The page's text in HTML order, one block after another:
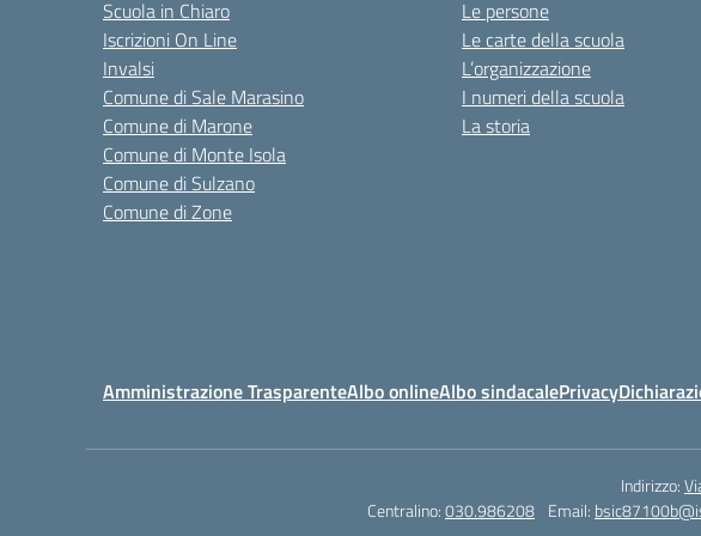
Scuola in Chiaro
Iscrizioni On Line
Invalsi
Comune di Sale Marasino
Comune di Marone
Comune di Monte Isola
Comune di Sulzano
Comune di Zone
Le persone
Le carte della scuola
L’organizzazione
I numeri della scuola
La storia
Amministrazione TrasparenteAlbo onlineAlbo sindacalePrivacy
Indirizzo:
Centralino:030.986208 Email: